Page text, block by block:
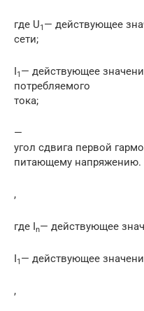
где U1 — действующее
сети;
I1 — действующее
потребляемого
тока;
—
угол сдвига первой
питающему напряжению.
,
где In— действующее
I1 — действующее
,